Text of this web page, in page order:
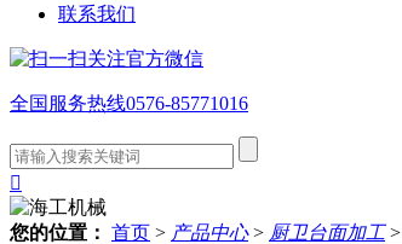
联系我们
全国服务热线0576-85771016

您的位置： 首页 > 产品中心> 厨卫台面加工>